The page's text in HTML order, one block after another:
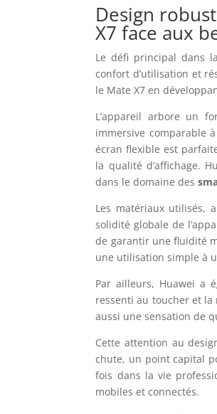
Design
X7 face aux
Le défi principal dans
confort d’utilisation et
le Mate X7 en
L’appareil arbore un
immersive comparable
écran flexible est
la qualité d’affichage.
dans le domaine des
Les matériaux utilisés,
solidité globale de
de garantir une fluidité
une utilisation simple à
Par ailleurs, Huawei a
ressenti au toucher et
aussi une sensation de
Cette attention au
chute, un point capital
fois dans la vie
mobiles et connectés.